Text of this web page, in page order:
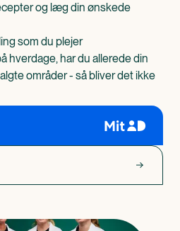
og læg din ønskede
som du plejer
hverdage, har du allerede din
områder - så bliver det ikke